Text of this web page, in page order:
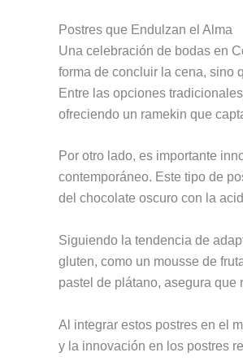
Postres que Endulzan el Alma
Una celebración de bodas en
forma de concluir la cena, sino
Entre las opciones
ofreciendo un ramekin que
Por otro lado, es importante
contemporáneo. Este tipo de
del chocolate oscuro con la
Siguiendo la tendencia de
gluten, como un mousse de
pastel de plátano, asegura
Al integrar estos postres en el
y la innovación en los postres